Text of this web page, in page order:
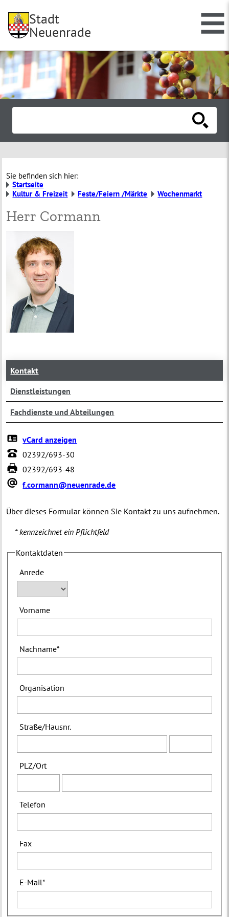
Stadt
Neuenrade
Sie befinden sich hier:
Startseite
Kultur & Freizeit
Feste/Feiern /Märkte Wochenmarkt
Herr Cormann
Kontakt
Dienstleistungen
Fachdienste und Abteilungen
vCard anzeigen
02392/693-30
02392/693-48
f.cormann@neuenrade.de
Über dieses Formular können Sie Kontakt zu uns aufnehmen.
* kennzeichnet ein Pflichtfeld
Kontaktdaten
Anrede
Vorname
Nachname*
Organisation
Straße/Hausnr.
PLZ/Ort
Telefon
Fax
E-Mail*